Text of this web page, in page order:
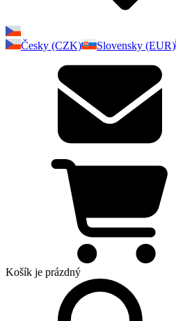
Česky (CZK)
Slovensky (EUR)
Košík je prázdný